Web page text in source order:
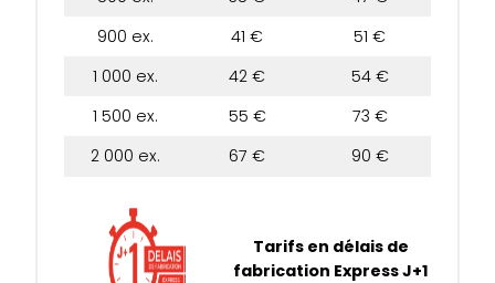
900 ex.
41 €
51 €
1 000 ex.
42 €
54 €
1 500 ex.
55 €
73 €
2 000 ex.
67 € 90 €
Tarifs en délais de
fabrication Express J+1